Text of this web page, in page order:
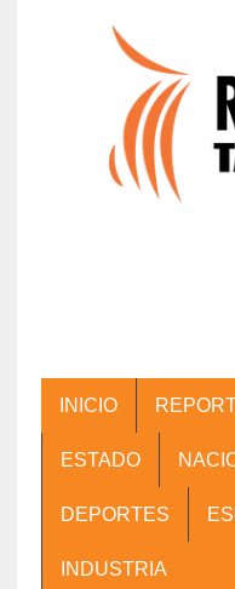
INICIO
ESTADO
DEPORTES
INDUSTRIA